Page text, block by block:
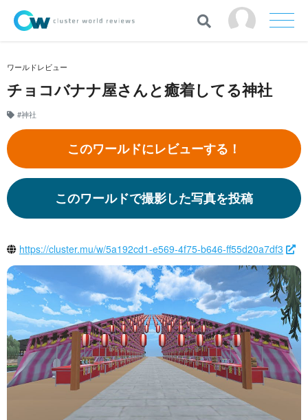
ワールドレビュー
チョコバナナ屋さんと癒着してる神社
#神社
このワールドにレビューする！
このワールドで撮影した写真を投稿
https://cluster.mu/w/5a192cd1-e569-4f75-b646-ff55d20a7df3